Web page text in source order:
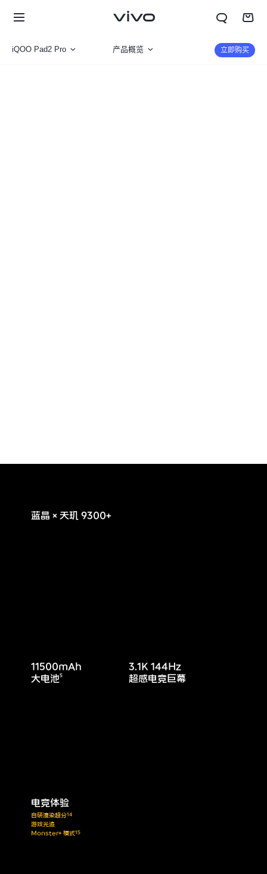
iQOO Pad2 Pro 产品概览 立即购买
蓝晶×天玑 9300+
11500mAh
大电池5
3.1K 144Hz
超感电竞巨幕
电竞体验
自研渲染超分14
游戏光追
Monster+ 模式15